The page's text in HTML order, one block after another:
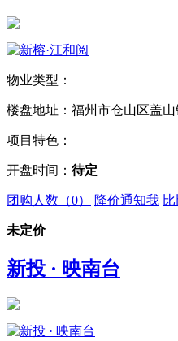
物业类型：
楼盘地址：福州市仓山区盖
项目特色：
开盘时间： 待定
团购人数（0） 降价通知我
未定价
新投 · 映南台